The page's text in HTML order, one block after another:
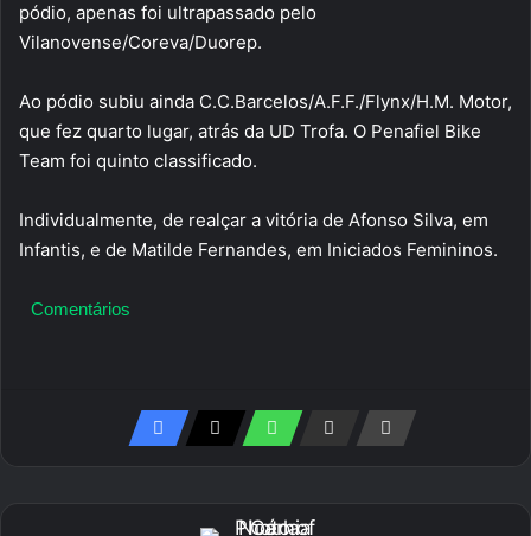
pódio, apenas foi ultrapassado pelo
Vilanovense/Coreva/Duorep.
Ao pódio subiu ainda C.C.Barcelos/A.F.F./Flynx/H.M. Motor,
que fez quarto lugar, atrás da UD Trofa. O Penafiel Bike
Team foi quinto classificado.
Individualmente, de realçar a vitória de Afonso Silva, em
Infantis, e de Matilde Fernandes, em Iniciados Femininos.
Comentários